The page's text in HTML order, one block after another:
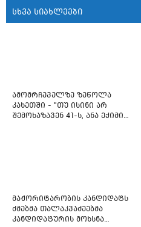
სხვა სიახლეები
ამომრჩეველზე ზეწოლა
კახეთში - "თუ ისინი არ
შემოხაზავენ 41-ს, ანა ექიმის
მაჟორიტარობის კანდიდატს
ძმებმა თალაკვაძეებმა
კანდიდატურის მოხსნა